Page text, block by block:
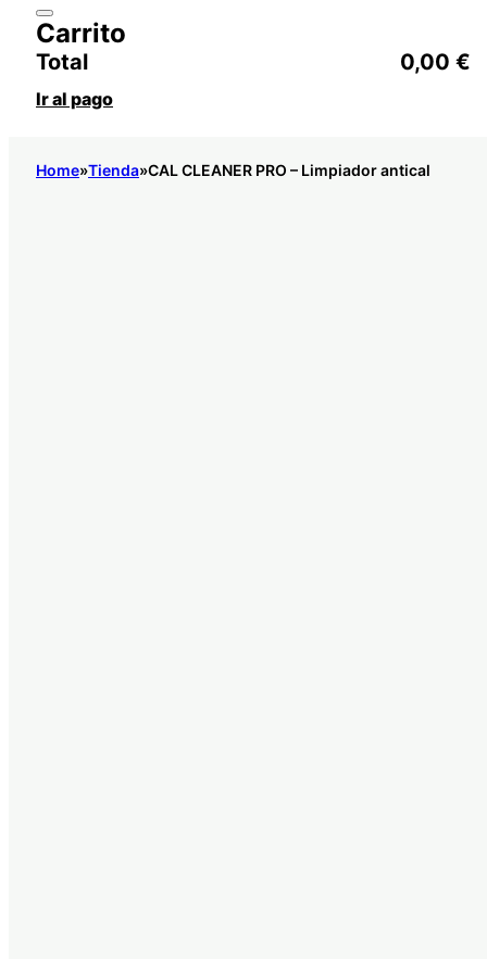
Carrito
Total 0,00 €
Ir al pago
Home Tienda CAL CLEANER PRO – Limpiador antical